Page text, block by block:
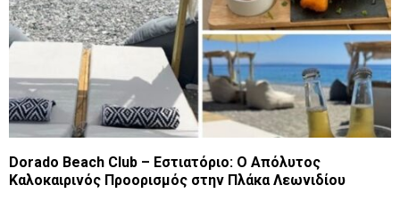
Dorado Beach Club – Εστιατόριο: Ο Απόλυτος
Καλοκαιρινός Προορισμός στην Πλάκα Λεωνιδίου